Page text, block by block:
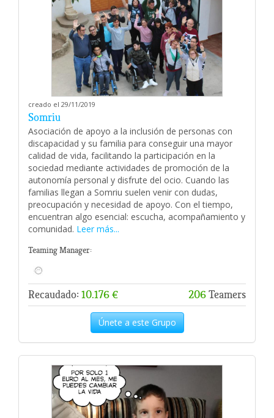
creado el 29/11/2019
Somriu
Asociación de apoyo a la inclusión de personas con
discapacidad y su familia para conseguir una mayor
calidad de vida, facilitando la participación en la
sociedad mediante actividades de promoción de la
autonomía personal y disfrute del ocio. Cuando las
familias llegan a Somriu suelen venir con dudas,
preocupación y necesidad de apoyo. Con el tiempo,
encuentran algo esencial: escucha, acompañamiento y
comunidad. Leer más...
Teaming Manager:
Recaudado: 10.176 € 206Teamers
Únete a este Grupo